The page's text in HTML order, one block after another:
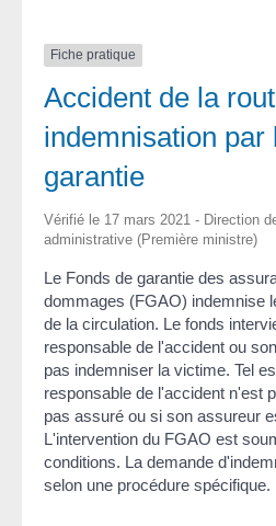
Fiche pratique
Accident de la
indemnisation par
garantie
Vérifié le 17 mars 2021 - Direction
administrative (Première ministre)
Le Fonds de garantie des
dommages (FGAO) indemnise
de la circulation. Le fonds
responsable de l'accident ou
pas indemniser la victime. Tel
responsable de l'accident n'est
pas assuré ou si son assureur
L'intervention du FGAO est
conditions. La demande
selon une procédure spécifique.